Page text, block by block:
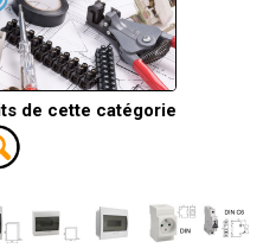
de cette catégorie